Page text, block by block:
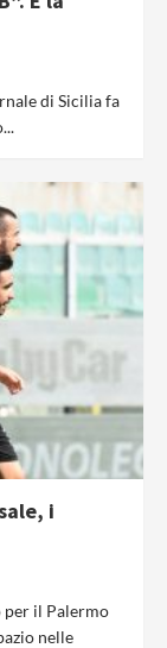
di Sicilia fa
i
il Palermo
nelle